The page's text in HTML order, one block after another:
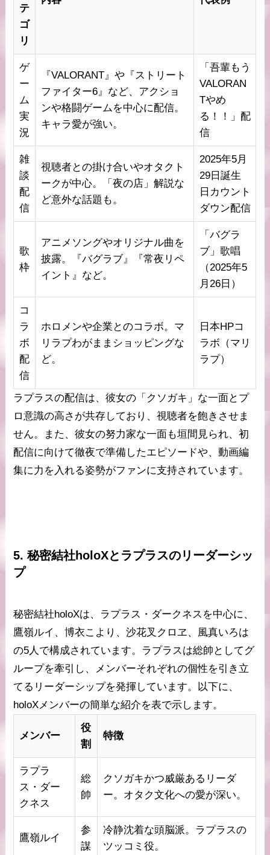
テ
ゴ
リ
ゲ
ー
ム
実
況
『VALORANT』や『ストリート
ファイター6』など、アクショ
ンや格闘ゲームを中心に配信。
キャラ愛が強い。
「吾輩もう
VALORAN
Tやめ
る！！」配
信
雑
談
配
信
視聴者との掛け合いやオタクト
ークが中心。「夜の店」解説な
ど意外な話題も。
2025年5月
29日誕生
日カウント
ダウン配信
歌
枠
アニメソングやオリジナル曲を
披露。『バグラブ』『常夜リペ
イント』など。
「バグラ
ブ」歌唱
（2025年5
月26日）
コ
ラ
ボ
配
信
ホロメンや企業とのコラボ。マ
リラプわがままショッピングな
ど。
日本HPコ
ラボ（マリ
ラプ）
ラプラスの配信は、彼女の「クソガキ」な一面とプ
ロ意識の高さが共存しており、視聴者を飽きさせま
せん。また、彼女の努力家な一面も垣間見られ、初
配信に向けて徹夜で準備したエピソードや、動画編
集に力を入れる姿勢がファンに支持されています。
5. 秘密結社holoXとラプラスのリーダーシッ
プ
秘密結社holoXは、ラプラス・ダークネスを中心に、
鷹嶺ルイ、博衣こより、沙花叉クロヱ、風真いろは
の5人で構成されています。ラプラスは総帥としてグ
ループを牽引し、メンバーそれぞれの個性を引き立
てるリーダーシップを発揮しています。以下に、
holoXメンバーの簡単な紹介を表で示します。
メンバー
役
割
特徴
ラプラ
ス・ダー
クネス
総
帥
クソガキかつ威厳あるリーダ
ー。オタク文化への愛が深い。
鷹嶺ルイ
参
謀
冷静沈着な頭脳派。ラプラスの
ツッコミ役。